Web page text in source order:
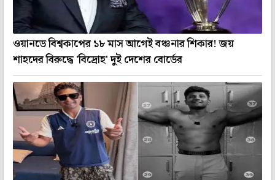
ওয়ানডে বিশ্বকাপের ১৮ মাস আগেই বঞ্চনার শিকার! জয়
শাহদের বিরুদ্ধে 'বিদ্রোহ' দুই দেশের বোর্ডের